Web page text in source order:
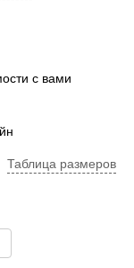
с вами
Таблица размеров